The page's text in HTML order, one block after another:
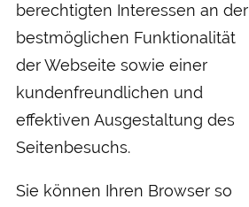
berechtigten Interessen an der
bestmöglichen Funktionalität
der Webseite sowie einer
kundenfreundlichen und
effektiven Ausgestaltung des
Seitenbesuchs.
Sie können Ihren Browser so